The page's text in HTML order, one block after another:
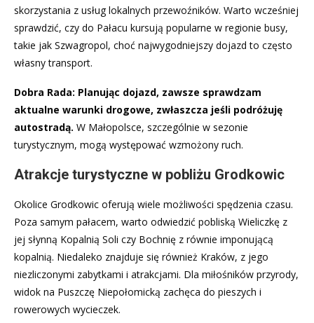
skorzystania z usług lokalnych przewoźników. Warto wcześniej
sprawdzić, czy do Pałacu kursują popularne w regionie busy,
takie jak Szwagropol, choć najwygodniejszy dojazd to często
własny transport.
Dobra Rada: Planując dojazd, zawsze sprawdzam
aktualne warunki drogowe, zwłaszcza jeśli podróżuję
autostradą. W Małopolsce, szczególnie w sezonie
turystycznym, mogą występować wzmożony ruch.
Atrakcje turystyczne w pobliżu Grodkowic
Okolice Grodkowic oferują wiele możliwości spędzenia czasu.
Poza samym pałacem, warto odwiedzić pobliską Wieliczkę z
jej słynną Kopalnią Soli czy Bochnię z równie imponującą
kopalnią. Niedaleko znajduje się również Kraków, z jego
niezliczonymi zabytkami i atrakcjami. Dla miłośników przyrody,
widok na Puszczę Niepołomicką zachęca do pieszych i
rowerowych wycieczek.